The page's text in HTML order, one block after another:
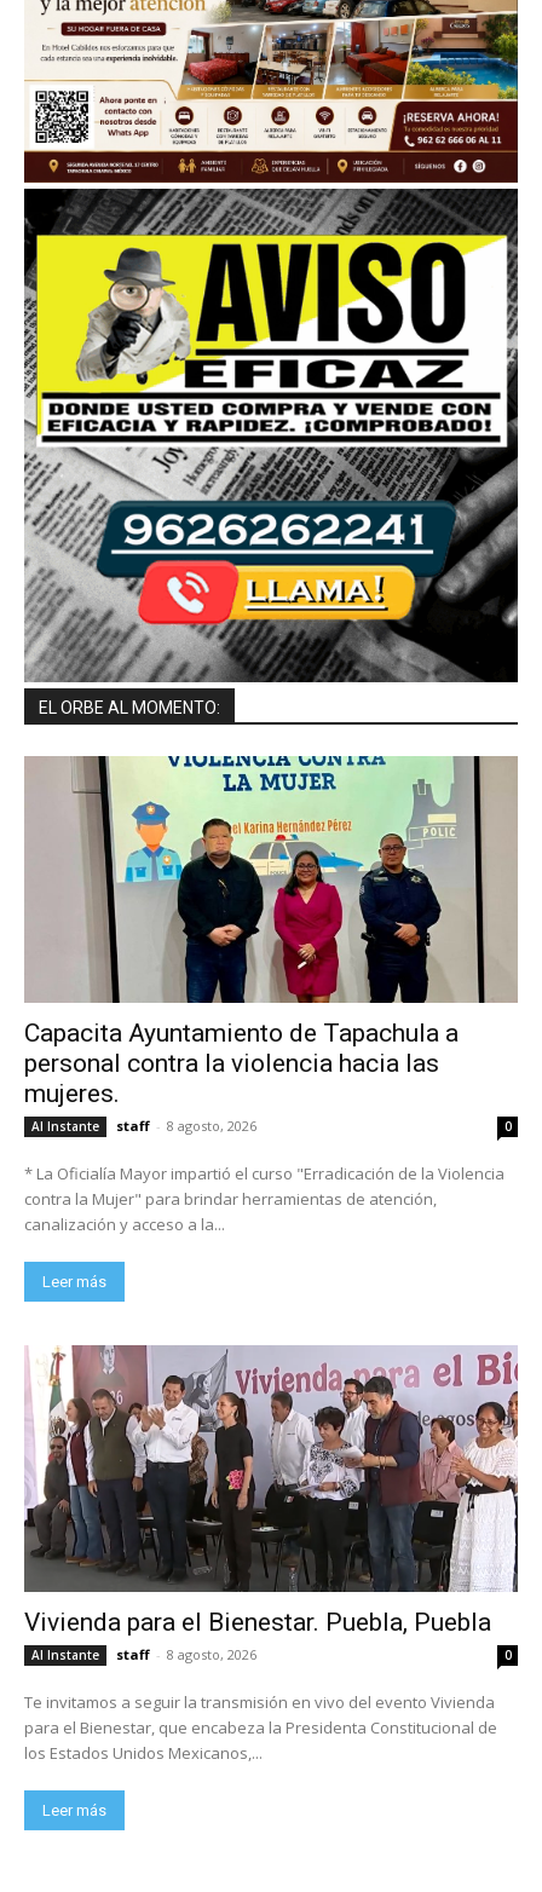
EL ORBE AL MOMENTO:
Capacita Ayuntamiento de Tapachula a
personal contra la violencia hacia las
mujeres.
Al Instante staff - 8 agosto, 2026 0
* La Oficialía Mayor impartió el curso "Erradicación de la Violencia
contra la Mujer" para brindar herramientas de atención,
canalización y acceso a la...
Leer más
Vivienda para el Bienestar. Puebla, Puebla
Al Instante staff - 8 agosto, 2026 0
Te invitamos a seguir la transmisión en vivo del evento Vivienda
para el Bienestar, que encabeza la Presidenta Constitucional de
los Estados Unidos Mexicanos,...
Leer más